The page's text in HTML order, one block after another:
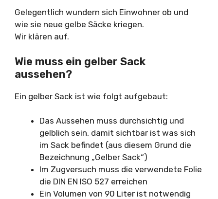
Gelegentlich wundern sich Einwohner ob und
wie sie neue gelbe Säcke kriegen.
Wir klären auf.
Wie muss ein gelber Sack
aussehen?
Ein gelber Sack ist wie folgt aufgebaut:
Das Aussehen muss durchsichtig und
gelblich sein, damit sichtbar ist was sich
im Sack befindet (aus diesem Grund die
Bezeichnung „Gelber Sack“)
Im Zugversuch muss die verwendete Folie
die DIN EN ISO 527 erreichen
Ein Volumen von 90 Liter ist notwendig